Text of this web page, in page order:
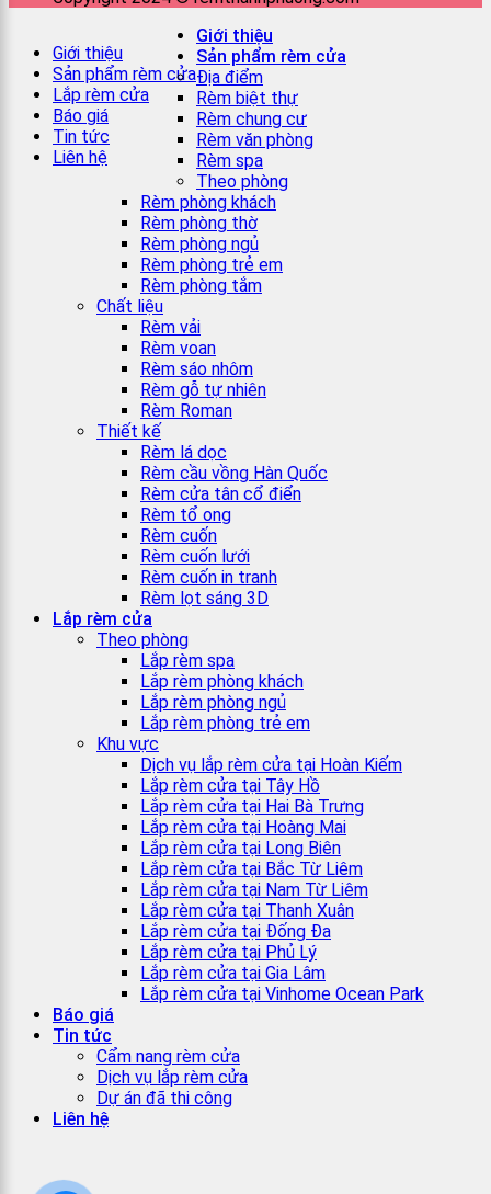
Giới thiệu
Sản phẩm rèm cửa
Lắp rèm cửa
Báo giá
Tin tức
Liên hệ
Giới thiệu
Sản phẩm rèm cửa
Địa điểm
Rèm biệt thự
Rèm chung cư
Rèm văn phòng
Rèm spa
Theo phòng
Rèm phòng khách
Rèm phòng thờ
Rèm phòng ngủ
Rèm phòng trẻ em
Rèm phòng tắm
Chất liệu
Rèm vải
Rèm voan
Rèm sáo nhôm
Rèm gỗ tự nhiên
Rèm Roman
Thiết kế
Rèm lá dọc
Rèm cầu vồng Hàn Quốc
Rèm cửa tân cổ điển
Rèm tổ ong
Rèm cuốn
Rèm cuốn lưới
Rèm cuốn in tranh
Rèm lọt sáng 3D
Lắp rèm cửa
Theo phòng
Lắp rèm spa
Lắp rèm phòng khách
Lắp rèm phòng ngủ
Lắp rèm phòng trẻ em
Khu vực
Dịch vụ lắp rèm cửa tại Hoàn Kiếm
Lắp rèm cửa tại Tây Hồ
Lắp rèm cửa tại Hai Bà Trưng
Lắp rèm cửa tại Hoàng Mai
Lắp rèm cửa tại Long Biên
Lắp rèm cửa tại Bắc Từ Liêm
Lắp rèm cửa tại Nam Từ Liêm
Lắp rèm cửa tại Thanh Xuân
Lắp rèm cửa tại Đống Đa
Lắp rèm cửa tại Phủ Lý
Lắp rèm cửa tại Gia Lâm
Lắp rèm cửa tại Vinhome Ocean Park
Báo giá
Tin tức
Cẩm nang rèm cửa
Dịch vụ lắp rèm cửa
Dự án đã thi công
Liên hệ